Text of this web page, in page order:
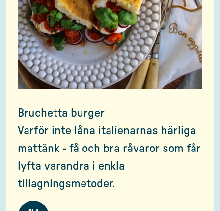
Bruchetta burger
Varför inte låna italienarnas härliga
mattänk - få och bra råvaror som får
lyfta varandra i enkla
tillagningsmetoder.